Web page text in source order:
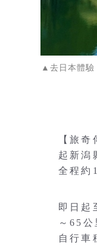
▲去日本體驗
【旅
起新潟
全程約
即日起
～65
自行車